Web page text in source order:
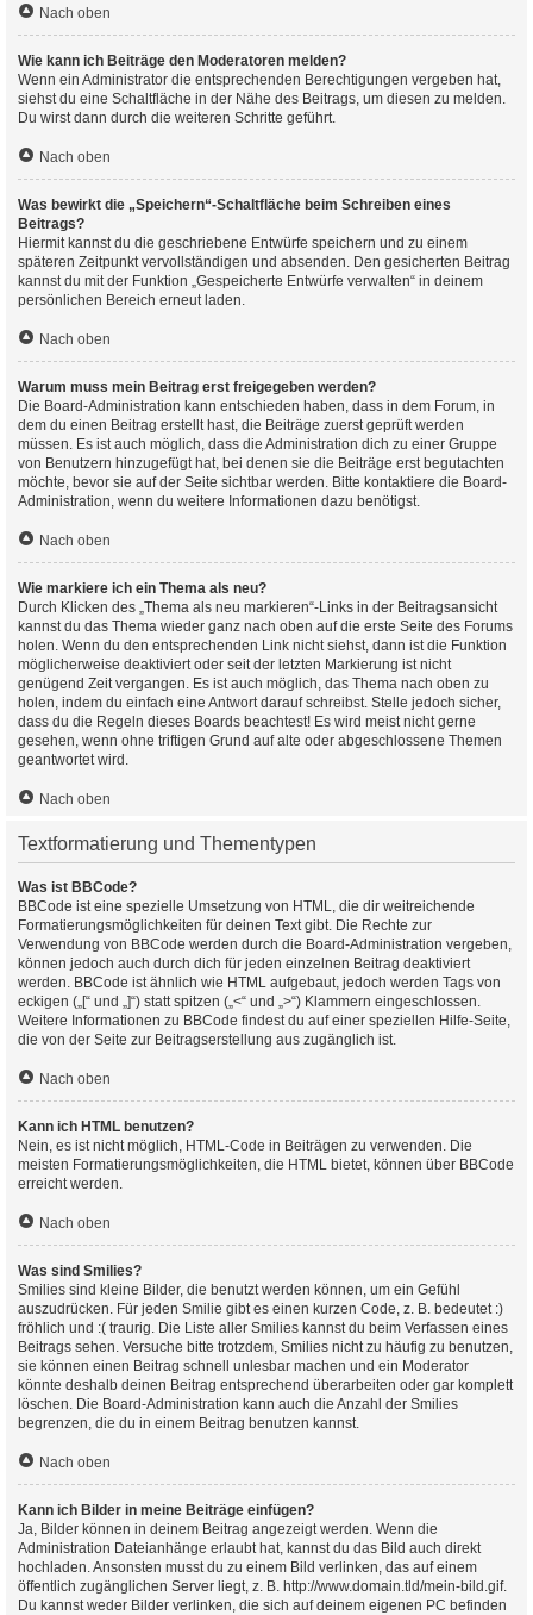
Nach oben
Wie kann ich Beiträge den Moderatoren melden?
Wenn ein Administrator die entsprechenden Berechtigungen vergeben hat,
siehst du eine Schaltfläche in der Nähe des Beitrags, um diesen zu melden.
Du wirst dann durch die weiteren Schritte geführt.
Nach oben
Was bewirkt die „Speichern“-Schaltfläche beim Schreiben eines
Beitrags?
Hiermit kannst du die geschriebene Entwürfe speichern und zu einem
späteren Zeitpunkt vervollständigen und absenden. Den gesicherten Beitrag
kannst du mit der Funktion „Gespeicherte Entwürfe verwalten“ in deinem
persönlichen Bereich erneut laden.
Nach oben
Warum muss mein Beitrag erst freigegeben werden?
Die Board-Administration kann entschieden haben, dass in dem Forum, in
dem du einen Beitrag erstellt hast, die Beiträge zuerst geprüft werden
müssen. Es ist auch möglich, dass die Administration dich zu einer Gruppe
von Benutzern hinzugefügt hat, bei denen sie die Beiträge erst begutachten
möchte, bevor sie auf der Seite sichtbar werden. Bitte kontaktiere die Board-
Administration, wenn du weitere Informationen dazu benötigst.
Nach oben
Wie markiere ich ein Thema als neu?
Durch Klicken des „Thema als neu markieren“-Links in der Beitragsansicht
kannst du das Thema wieder ganz nach oben auf die erste Seite des Forums
holen. Wenn du den entsprechenden Link nicht siehst, dann ist die Funktion
möglicherweise deaktiviert oder seit der letzten Markierung ist nicht
genügend Zeit vergangen. Es ist auch möglich, das Thema nach oben zu
holen, indem du einfach eine Antwort darauf schreibst. Stelle jedoch sicher,
dass du die Regeln dieses Boards beachtest! Es wird meist nicht gerne
gesehen, wenn ohne triftigen Grund auf alte oder abgeschlossene Themen
geantwortet wird.
Nach oben
Textformatierung und Thementypen
Was ist BBCode?
BBCode ist eine spezielle Umsetzung von HTML, die dir weitreichende
Formatierungsmöglichkeiten für deinen Text gibt. Die Rechte zur
Verwendung von BBCode werden durch die Board-Administration vergeben,
können jedoch auch durch dich für jeden einzelnen Beitrag deaktiviert
werden. BBCode ist ähnlich wie HTML aufgebaut, jedoch werden Tags von
eckigen („[“ und „]“) statt spitzen („<“ und „>“) Klammern eingeschlossen.
Weitere Informationen zu BBCode findest du auf einer speziellen Hilfe-Seite,
die von der Seite zur Beitragserstellung aus zugänglich ist.
Nach oben
Kann ich HTML benutzen?
Nein, es ist nicht möglich, HTML-Code in Beiträgen zu verwenden. Die
meisten Formatierungsmöglichkeiten, die HTML bietet, können über BBCode
erreicht werden.
Nach oben
Was sind Smilies?
Smilies sind kleine Bilder, die benutzt werden können, um ein Gefühl
auszudrücken. Für jeden Smilie gibt es einen kurzen Code, z. B. bedeutet :)
fröhlich und :( traurig. Die Liste aller Smilies kannst du beim Verfassen eines
Beitrags sehen. Versuche bitte trotzdem, Smilies nicht zu häufig zu benutzen,
sie können einen Beitrag schnell unlesbar machen und ein Moderator
könnte deshalb deinen Beitrag entsprechend überarbeiten oder gar komplett
löschen. Die Board-Administration kann auch die Anzahl der Smilies
begrenzen, die du in einem Beitrag benutzen kannst.
Nach oben
Kann ich Bilder in meine Beiträge einfügen?
Ja, Bilder können in deinem Beitrag angezeigt werden. Wenn die
Administration Dateianhänge erlaubt hat, kannst du das Bild auch direkt
hochladen. Ansonsten musst du zu einem Bild verlinken, das auf einem
öffentlich zugänglichen Server liegt, z. B. http://www.domain.tld/mein-bild.gif.
Du kannst weder Bilder verlinken, die sich auf deinem eigenen PC befinden